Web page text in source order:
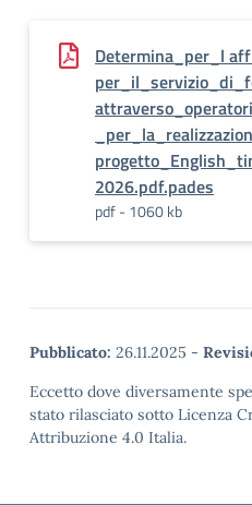
Determina_per_l
2026.pdf.pades
pdf - 1060 kb
Pubblicato: 26.11.2025 -
Eccetto dove diversamente
stato rilasciato sotto Licenza
Attribuzione 4.0 Italia.